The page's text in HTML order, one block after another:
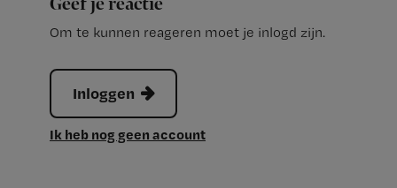
Geef je reactie
Om te kunnen reageren moet je inlogd zijn.
Inloggen
Ik heb nog geen account